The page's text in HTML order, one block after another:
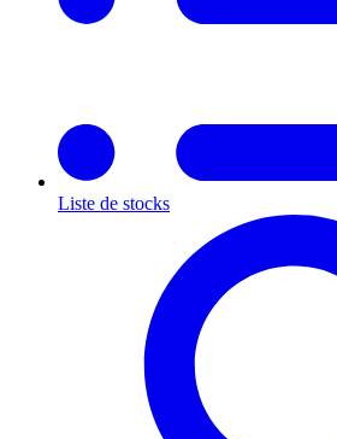
Liste de stocks